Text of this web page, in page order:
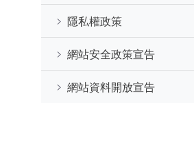
隱私權政策
網站安全政策宣告
網站資料開放宣告